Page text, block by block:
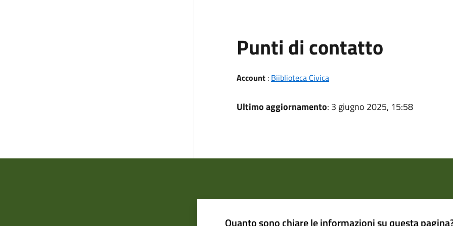
Punti di contatto
Account: Biiblioteca Civica
Ultimo aggiornamento: 3 giugno 2025, 15:58
Quanto sono chiare le informazioni su questa